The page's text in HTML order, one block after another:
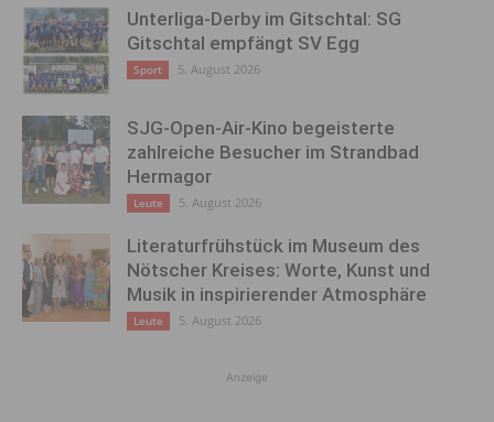
Unterliga-Derby im Gitschtal: SG
Gitschtal empfängt SV Egg
Sport 5. August 2026
SJG-Open-Air-Kino begeisterte
zahlreiche Besucher im Strandbad
Hermagor
Leute 5. August 2026
Literaturfrühstück im Museum des
Nötscher Kreises: Worte, Kunst und
Musik in inspirierender Atmosphäre
Leute 5. August 2026
Anzeige